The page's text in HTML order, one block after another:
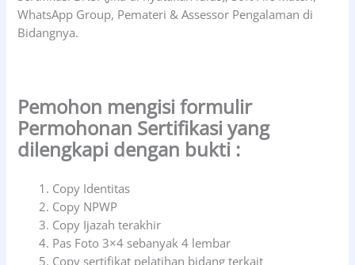
WhatsApp Group, Pemateri & Assessor Pengalaman di
Bidangnya.
Pemohon mengisi formulir
Permohonan Sertifikasi yang
dilengkapi dengan bukti :
Copy Identitas
Copy NPWP
Copy Ijazah terakhir
Pas Foto 3×4 sebanyak 4 lembar
Copy sertifikat pelatihan bidang terkait